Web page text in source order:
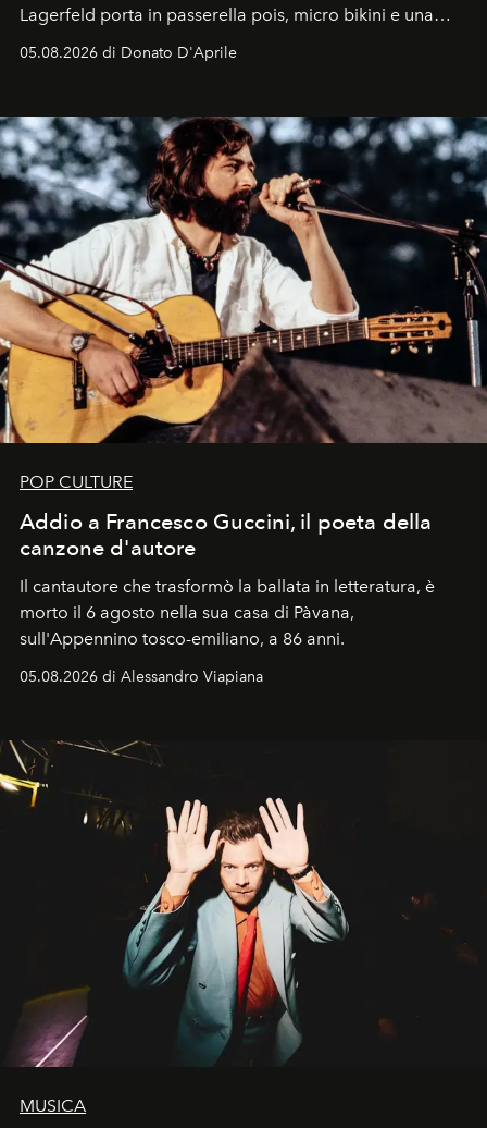
Lagerfeld porta in passerella pois, micro bikini e una
logomania pensata per la spiaggia
Kate, Claudia e Carla una dietro l'altra. Trent'anni dopo,
uno dei documenti più contemporanei che abbiamo.
05.08.2026 di Donato D'Aprile
POP CULTURE
Addio a Francesco Guccini, il poeta della
canzone d'autore
Il cantautore che trasformò la ballata in letteratura, è
morto il 6 agosto nella sua casa di Pàvana,
sull'Appennino tosco-emiliano, a 86 anni.
05.08.2026 di Alessandro Viapiana
MUSICA